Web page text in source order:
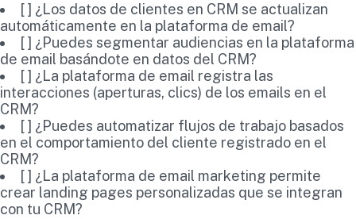
[ ] ¿Los datos de clientes en CRM se actualizan
automáticamente en la plataforma de email?
[ ] ¿Puedes segmentar audiencias en la plataforma
de email basándote en datos del CRM?
[ ] ¿La plataforma de email registra las
interacciones (aperturas, clics) de los emails en el
CRM?
[ ] ¿Puedes automatizar flujos de trabajo basados
en el comportamiento del cliente registrado en el
CRM?
[ ] ¿La plataforma de email marketing permite
crear landing pages personalizadas que se integran
con tu CRM?